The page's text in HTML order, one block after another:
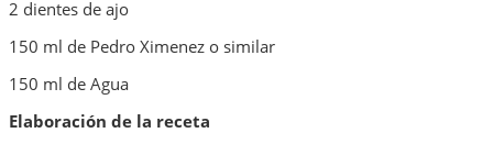
2 dientes de ajo
150 ml de Pedro Ximenez o similar
150 ml de Agua
Elaboración de la receta